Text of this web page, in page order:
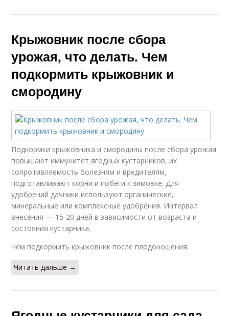
Крыжовник после сбора
урожая, что делать. Чем
подкормить крыжовник и
смородину
Подкормки крыжовника и смородины после сбора урожая
повышают иммунитет ягодных кустарников, их
сопротивляемость болезням и вредителям,
подготавливают корни и побеги к зимовке. Для
удобрений дачники используют органические,
минеральные или комплексные удобрения. Интервал
внесения — 15-20 дней в зависимости от возраста и
состояния кустарника.
Чем подкормить крыжовник после плодоношения:
Читать дальше →